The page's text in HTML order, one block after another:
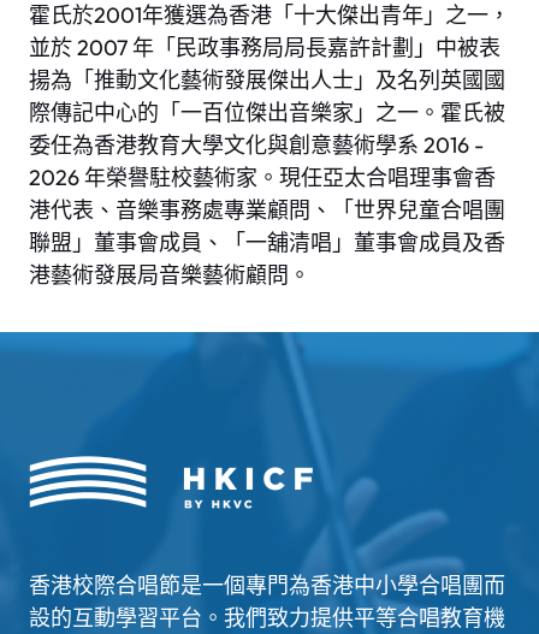
霍氏於2001年獲選為香港「十大傑出青年」之一，
並於 2007 年「民政事務局局長嘉許計劃」中被表
揚為「推動文化藝術發展傑出人士」及名列英國國
際傳記中心的「一百位傑出音樂家」之一。霍氏被
委任為香港教育大學文化與創意藝術學系 2016 -
2026 年榮譽駐校藝術家。現任亞太合唱理事會香
港代表、音樂事務處專業顧問、「世界兒童合唱團
聯盟」董事會成員、「一舖清唱」董事會成員及香
港藝術發展局音樂藝術顧問。
香港校際合唱節是一個專門為香港中小學合唱團而
設的互動學習平台。我們致力提供平等合唱教育機